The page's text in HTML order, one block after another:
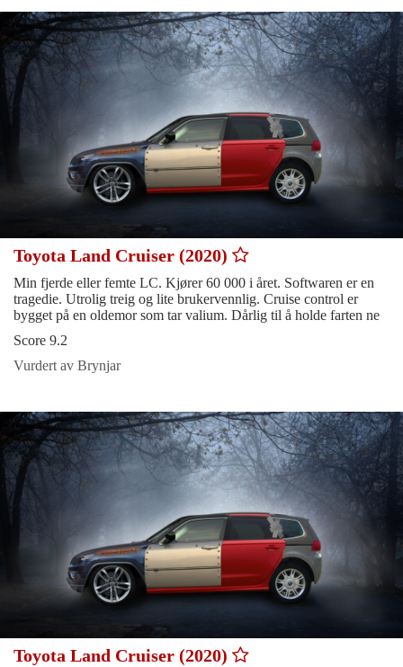
Toyota Land Cruiser (2020)
Min fjerde eller femte LC. Kjører 60 000 i året. Softwaren er en
tragedie. Utrolig treig og lite brukervennlig. Cruise control er
bygget på en oldemor som tar valium. Dårlig til å holde farten ne
Score 9.2
Vurdert av Brynjar
Toyota Land Cruiser (2020)